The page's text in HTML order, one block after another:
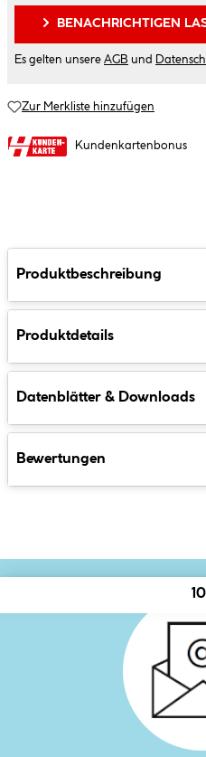
BENACHRICHTIGEN
Es gelten unsere AGB und
Zur Merkliste hinzufügen
Kundenkartenbonus
Produktbeschreibung
Produktdetails
Datenblätter & Downloads
Bewertungen